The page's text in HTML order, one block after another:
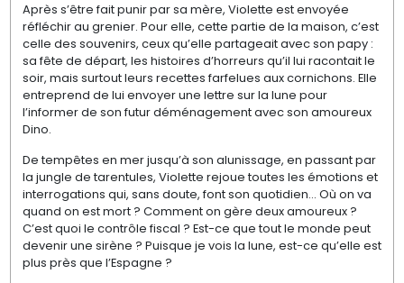
Après s’être fait punir par sa mère, Violette est envoyée
réfléchir au grenier. Pour elle, cette partie de la maison, c’est
celle des souvenirs, ceux qu’elle partageait avec son papy :
sa fête de départ, les histoires d’horreurs qu’il lui racontait le
soir, mais surtout leurs recettes farfelues aux cornichons. Elle
entreprend de lui envoyer une lettre sur la lune pour
l’informer de son futur déménagement avec son amoureux
Dino.
De tempêtes en mer jusqu’à son alunissage, en passant par
la jungle de tarentules, Violette rejoue toutes les émotions et
interrogations qui, sans doute, font son quotidien… Où on va
quand on est mort ? Comment on gère deux amoureux ?
C’est quoi le contrôle fiscal ? Est-ce que tout le monde peut
devenir une sirène ? Puisque je vois la lune, est-ce qu’elle est
plus près que l’Espagne ?